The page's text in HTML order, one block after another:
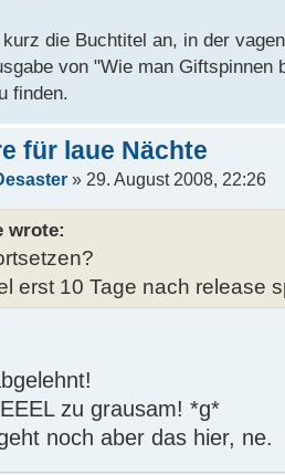
die Buchtitel an, in der
von "Wie man Giftspinnen
finden.
für laue Nächte
» 29. August 2008, 22:26
wrote:
erst 10 Tage nach release
zu grausam! *g*
noch aber das hier, ne.